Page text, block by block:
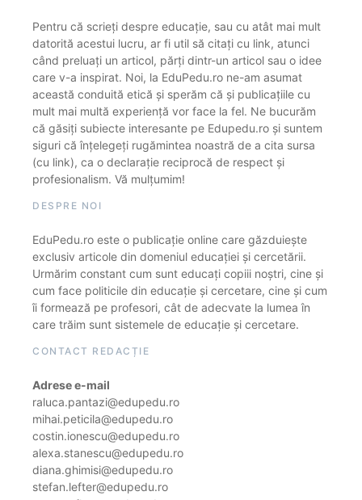
Pentru că scrieți despre educație, sau cu atât mai mult
datorită acestui lucru, ar fi util să citați cu link, atunci
când preluați un articol, părți dintr-un articol sau o idee
care v-a inspirat. Noi, la EduPedu.ro ne-am asumat
această conduită etică și sperăm că și publicațiile cu
mult mai multă experiență vor face la fel. Ne bucurăm
că găsiți subiecte interesante pe Edupedu.ro și suntem
siguri că înțelegeți rugămintea noastră de a cita sursa
(cu link), ca o declarație reciprocă de respect și
profesionalism. Vă mulțumim!
DESPRE NOI
EduPedu.ro este o publicație online care găzduiește
exclusiv articole din domeniul educației și cercetării.
Urmărim constant cum sunt educați copiii noștri, cine și
cum face politicile din educație și cercetare, cine și cum
îi formează pe profesori, cât de adecvate la lumea în
care trăim sunt sistemele de educație și cercetare.
CONTACT REDACȚIE
Adrese e-mail
raluca.pantazi@edupedu.ro
mihai.peticila@edupedu.ro
costin.ionescu@edupedu.ro
alexa.stanescu@edupedu.ro
diana.ghimisi@edupedu.ro
stefan.lefter@edupedu.ro